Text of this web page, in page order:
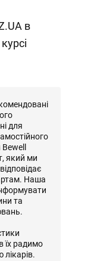
в
для
який ми
Наша
та
їх радимо
лікарів.